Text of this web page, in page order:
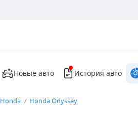
Новые авто История авто
Honda Honda Odyssey